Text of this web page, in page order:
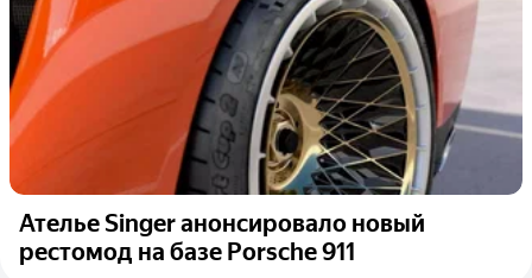
Ателье Singer анонсировало новый
рестомод на базе Porsche 911